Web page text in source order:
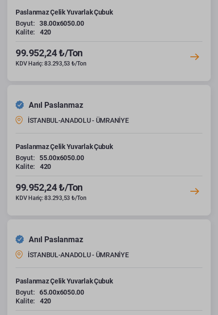
Paslanmaz Çelik Yuvarlak Çubuk
Boyut:
38.00x6050.00
Kalite:
420
99.952,24 ₺/Ton
KDV Hariç: 83.293,53 ₺/Ton
Anıl Paslanmaz
İSTANBUL-ANADOLU - ÜMRANİYE
Paslanmaz Çelik Yuvarlak Çubuk
Boyut:
55.00x6050.00
Kalite:
420
99.952,24 ₺/Ton
KDV Hariç: 83.293,53 ₺/Ton
Anıl Paslanmaz
İSTANBUL-ANADOLU - ÜMRANİYE
Paslanmaz Çelik Yuvarlak Çubuk
Boyut:
65.00x6050.00
Kalite:
420